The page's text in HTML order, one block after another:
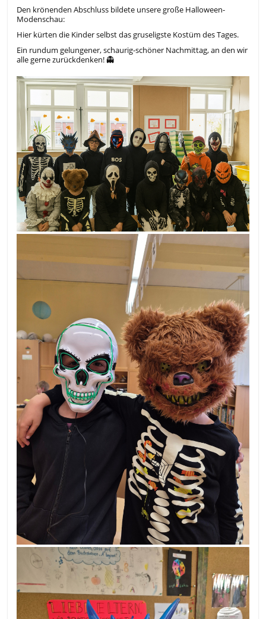
Den krönenden Abschluss bildete unsere große Halloween-
Modenschau:
Hier kürten die Kinder selbst das gruseligste Kostüm des Tages.
Ein rundum gelungener, schaurig-schöner Nachmittag, an den wir
alle gerne zurückdenken! 👻